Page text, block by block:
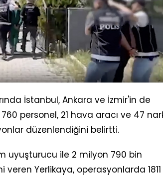
İstanbul, Ankara ve İzmir'in de
personel, 21 hava aracı ve 47
düzenlendiğini belirtti.
uyuşturucu ile 2 milyon 790 bin
Yerlikaya, operasyonlarda 1811